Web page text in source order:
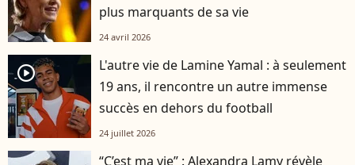
plus marquants de sa vie
24 avril 2026
player2
L'autre vie de Lamine Yamal : à seulement
19 ans, il rencontre un autre immense
succès en dehors du football
24 juillet 2026
“C’est ma vie” : Alexandra Lamy révèle